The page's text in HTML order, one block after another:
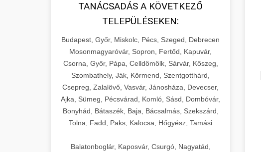
TANÁCSADÁS A KÖVETKEZŐ
TELEPÜLÉSEKEN:
Budapest, Győr, Miskolc, Pécs, Szeged, Debrecen
Mosonmagyaróvár, Sopron, Fertőd, Kapuvár,
Csorna, Győr, Pápa, Celldömölk, Sárvár, Kőszeg,
Szombathely, Ják, Körmend, Szentgotthárd,
Csepreg, Zalalövő, Vasvár, Jánosháza, Devecser,
Ajka, Sümeg, Pécsvárad, Komló, Sásd, Dombóvár,
Bonyhád, Bátaszék, Baja, Bácsalmás, Szekszárd,
Tolna, Fadd, Paks, Kalocsa, Hőgyész, Tamási
Balatonboglár, Kaposvár, Csurgó, Nagyatád,